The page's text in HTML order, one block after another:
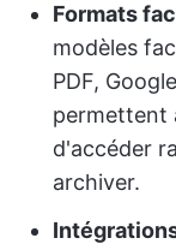
Formats
modèles
PDF,
permettent
d'accéder
archiver.